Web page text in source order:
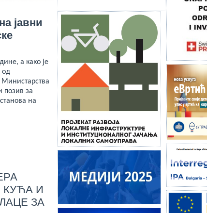
јавни
а како је
од
позив за
на
КУЋА И
ЗА